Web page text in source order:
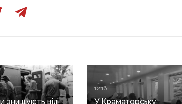
знищують цілі
12:16
У Краматорську